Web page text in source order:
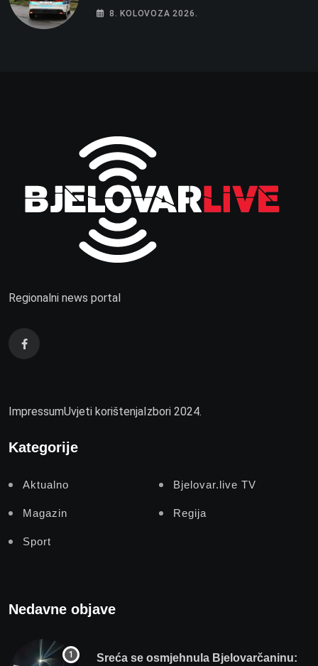
žena na intenzivnoj
8. KOLOVOZA 2026.
Regionalni news portal
ImpressumUvjeti korištenjaIzbori 2024.
Kategorije
Aktualno Bjelovar.live TV
Magazin Regija
Sport
Nedavne objave
Sreća se osmjehnula Bjelovarčaninu: